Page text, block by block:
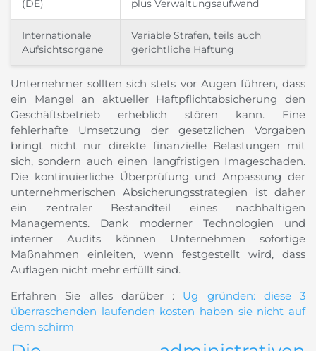
(DE)
plus Verwaltungsaufwand
Internationale
Aufsichtsorgane
Variable Strafen, teils auch
gerichtliche Haftung
Unternehmer sollten sich stets vor Augen führen, dass
ein Mangel an aktueller Haftpflichtabsicherung den
Geschäftsbetrieb erheblich stören kann. Eine
fehlerhafte Umsetzung der gesetzlichen Vorgaben
bringt nicht nur direkte finanzielle Belastungen mit
sich, sondern auch einen langfristigen Imageschaden.
Die kontinuierliche Überprüfung und Anpassung der
unternehmerischen Absicherungsstrategien ist daher
ein zentraler Bestandteil eines nachhaltigen
Managements. Dank moderner Technologien und
interner Audits können Unternehmen sofortige
Maßnahmen einleiten, wenn festgestellt wird, dass
Auflagen nicht mehr erfüllt sind.
Erfahren Sie alles darüber : Ug gründen: diese 3
überraschenden laufenden kosten haben sie nicht auf
dem schirm